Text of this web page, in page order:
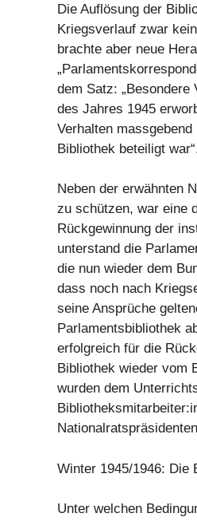
Die Auflösung der
Kriegsverlauf zwar
brachte aber neue
dem Satz:
des Jahres 1945
Verhalten
Bibliothek beteiligt
Neben der erwähnten
zu schützen, war eine
Rückgewinnung der
unterstand die
die nun wieder dem
dass noch nach
seine Ansprüche
Parlamentsbibliothek
erfolgreich für die
Bibliothek wieder vom
wurden dem
Winter 1945/1946: Die
Unter welchen